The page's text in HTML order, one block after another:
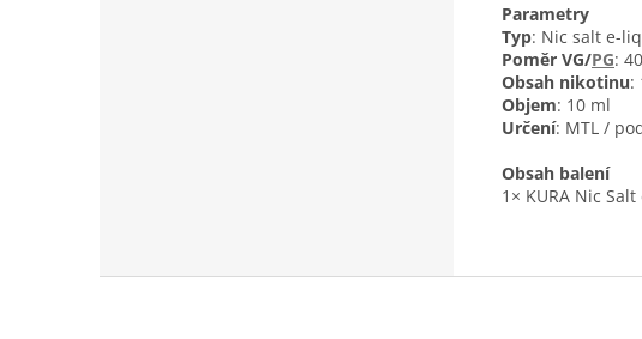
Parametry
Typ: Nic salt e-
Poměr VG/PG:
Obsah nikotinu:
Objem: 10 ml
Určení: MTL /
Obsah balení
1× KURA Nic